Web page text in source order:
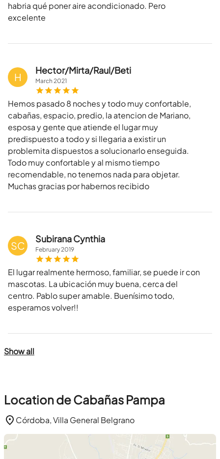
habria qué poner aire acondicionado. Pero
excelente
H
Hector/Mirta/Raul/Beti
March 2021
Hemos pasado 8 noches y todo muy confortable,
cabañas, espacio, predio, la atencion de Mariano,
esposa y gente que atiende el lugar muy
predispuesto a todo y si llegaria a existir un
problemita dispuestos a solucionarlo enseguida.
Todo muy confortable y al mismo tiempo
recomendable, no tenemos nada para objetar.
Muchas gracias por habernos recibido
SC
Subirana Cynthia
February2019
El lugar realmente hermoso, familiar, se puede ir con
mascotas. La ubicación muy buena, cerca del
centro. Pablo super amable. Buenísimo todo,
esperamos volver!!
Show all
Location de Cabañas Pampa
Córdoba, Villa General Belgrano